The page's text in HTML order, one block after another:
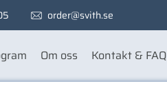
order@svith.se
Om oss Kontakt & FAQ